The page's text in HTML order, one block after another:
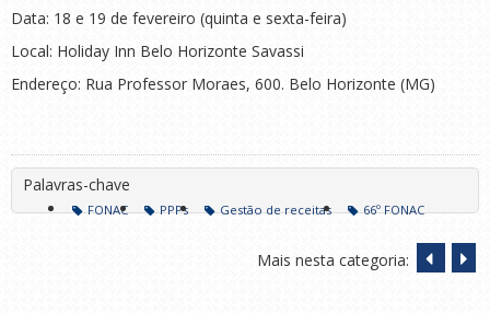
Data: 18 e 19 de fevereiro (quinta e sexta-feira)
Local: Holiday Inn Belo Horizonte Savassi
Endereço: Rua Professor Moraes, 600. Belo Horizonte (MG)
Palavras-chave
FONAC PPPs Gestão de receitas 66º FONAC
Mais nesta categoria: